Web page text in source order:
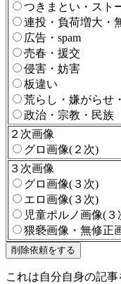
つきまとい・スト
連投・負荷増大・
広告・spam
売春・援交
侵害・妨害
板違い
荒らし・嫌がらせ
政治・宗教・民族
２次画像
グロ画像(２次)
３次画像
グロ画像(３次)
エロ画像(３次)
児童ポルノ画像(３
猥褻画像・無修正
これは自分自身の記